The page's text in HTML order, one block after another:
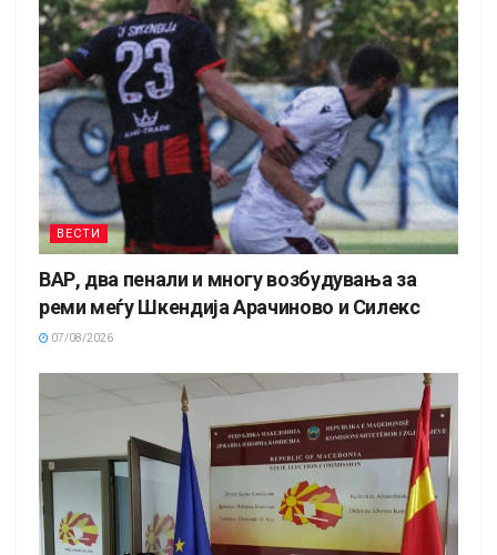
ВЕСТИ
ВАР, два пенали и многу возбудувања за
реми меѓу Шкендија Арачиново и Силекс
07/08/2026